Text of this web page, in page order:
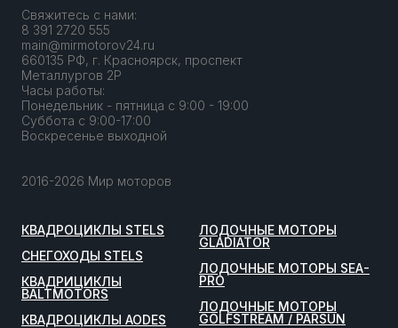
Свяжитесь с нами:
8 391 2720 555
main@mirmotorov24.ru
660135 РФ, г. Красноярск, проспект
Металлургов 2Р
Часы работы:
Понедельник - пятница с 9:00 - 19:00
Суббота с 9:00-17:00
Воскресенье выходной
2016-2026 Мир моторов
КВАДРОЦИКЛЫ STELS
СНЕГОХОДЫ STELS
КВАДРИЦИКЛЫ
BALTMOTORS
КВАДРОЦИКЛЫ AODES
ЛОДОЧНЫЕ МОТОРЫ
GLADIATOR
ЛОДОЧНЫЕ МОТОРЫ SEA-
PRO
ЛОДОЧНЫЕ МОТОРЫ
GOLFSTREAM / PARSUN